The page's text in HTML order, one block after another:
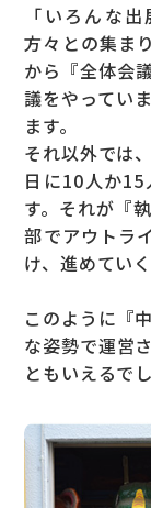
「いろんな
方々との集ま
から『全体会
議をやってい
ます。
それ以外では
日に10人か15
す。それが『
部でアウトラ
け、進めてい
このように『
な姿勢で運営
ともいえるでし